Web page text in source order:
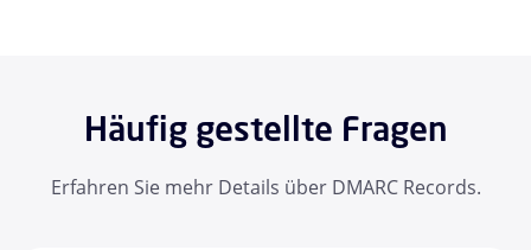
Häufig gestellte Fragen
Erfahren Sie mehr Details über DMARC Records.